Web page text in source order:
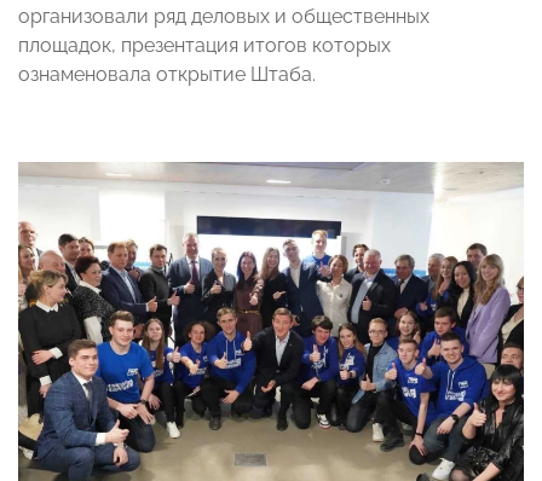
организовали ряд деловых и общественных
площадок, презентация итогов которых
ознаменовала открытие Штаба.